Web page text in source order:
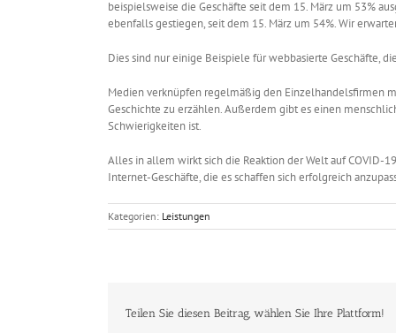
beispielsweise die Geschäfte seit dem 15. März um 53%
ebenfalls gestiegen, seit dem 15. März um 54%. Wir
Dies sind nur einige Beispiele für webbasierte Geschäfte,
Medien verknüpfen regelmäßig den Einzelhandelsfirmen
Geschichte zu erzählen. Außerdem gibt es einen
Schwierigkeiten ist.
Alles in allem wirkt sich die Reaktion der Welt auf COVID-
Internet-Geschäfte, die es schaffen sich erfolgreich
Kategorien: Leistungen
Teilen Sie diesen Beitrag, wählen Sie Ihre Plattform!